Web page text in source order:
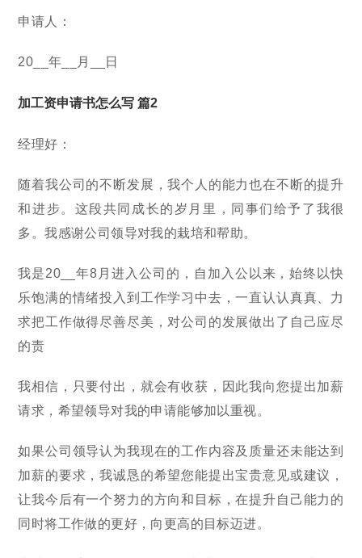
申请人：
20__年__月__日
加工资申请书怎么写 篇2
经理好：
随着我公司的不断发展，我个人的能力也在不断的提升
和进步。这段共同成长的岁月里，同事们给予了我很
多。我感谢公司领导对我的栽培和帮助。
我是20__年8月进入公司的，自加入公以来，始终以快
乐饱满的情绪投入到工作学习中去，一直认认真真、力
求把工作做得尽善尽美，对公司的发展做出了自己应尽
的责
我相信，只要付出，就会有收获，因此我向您提出加薪
请求，希望领导对我的申请能够加以重视。
如果公司领导认为我现在的工作内容及质量还未能达到
加薪的要求，我诚恳的希望您能提出宝贵意见或建议，
让我今后有一个努力的方向和目标，在提升自己能力的
同时将工作做的更好，向更高的目标迈进。